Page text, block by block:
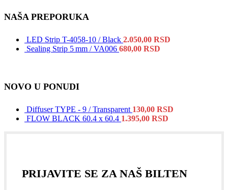
NAŠA PREPORUKA
LED Strip T-4058-10 / Black 2.050,00 RSD
Sealing Strip 5 mm / VA006 680,00 RSD
NOVO U PONUDI
Diffuser TYPE - 9 / Transparent 130,00 RSD
FLOW BLACK 60.4 x 60.4 1.395,00 RSD
PRIJAVITE SE ZA NAŠ BILTEN